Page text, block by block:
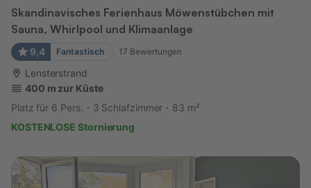
Skandinavisches Ferienhaus Möwenstübchen mit
Sauna, Whirlpool und Klimaanlage
9,4 Fantastisch 17 Bewertungen
Lensterstrand
400 m zur Küste
Platz für 6 Pers.
3 Schlafzimmer
83 m²
KOSTENLOSE Stornierung